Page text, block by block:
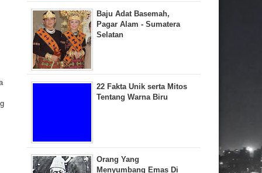
Baju Adat Basemah,
Pagar Alam - Sumatera
Selatan
22 Fakta Unik serta Mitos
Tentang Warna Biru
Orang Yang
Menyumbang Emas Di